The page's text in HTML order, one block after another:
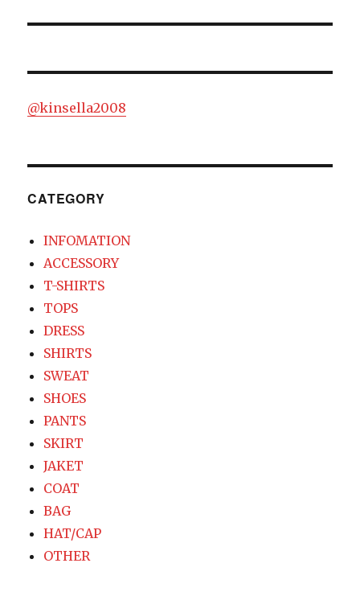
ー
ン
投
@kinsella2008
CATEGORY
INFOMATION
ACCESSORY
T-SHIRTS
TOPS
DRESS
SHIRTS
SWEAT
SHOES
PANTS
SKIRT
JAKET
COAT
BAG
HAT/CAP
OTHER